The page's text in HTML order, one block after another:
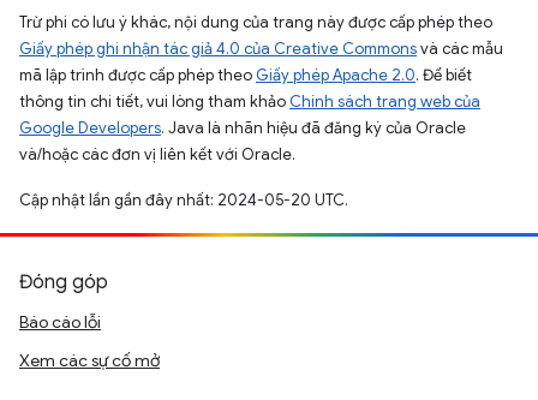
Trừ phi có lưu ý khác, nội dung của trang này được cấp phép theo
Giấy phép ghi nhận tác giả 4.0 của Creative Commonsvà các mẫu
mã lập trình được cấp phép theo Giấy phép Apache 2.0. Để biết
thông tin chi tiết, vui lòng tham khảo Chính sách trang web của
Google Developers. Java là nhãn hiệu đã đăng ký của Oracle
và/hoặc các đơn vị liên kết với Oracle.
Cập nhật lần gần đây nhất: 2024-05-20 UTC.
Đóng góp
Báo cáo lỗi
Xem các sự cố mở